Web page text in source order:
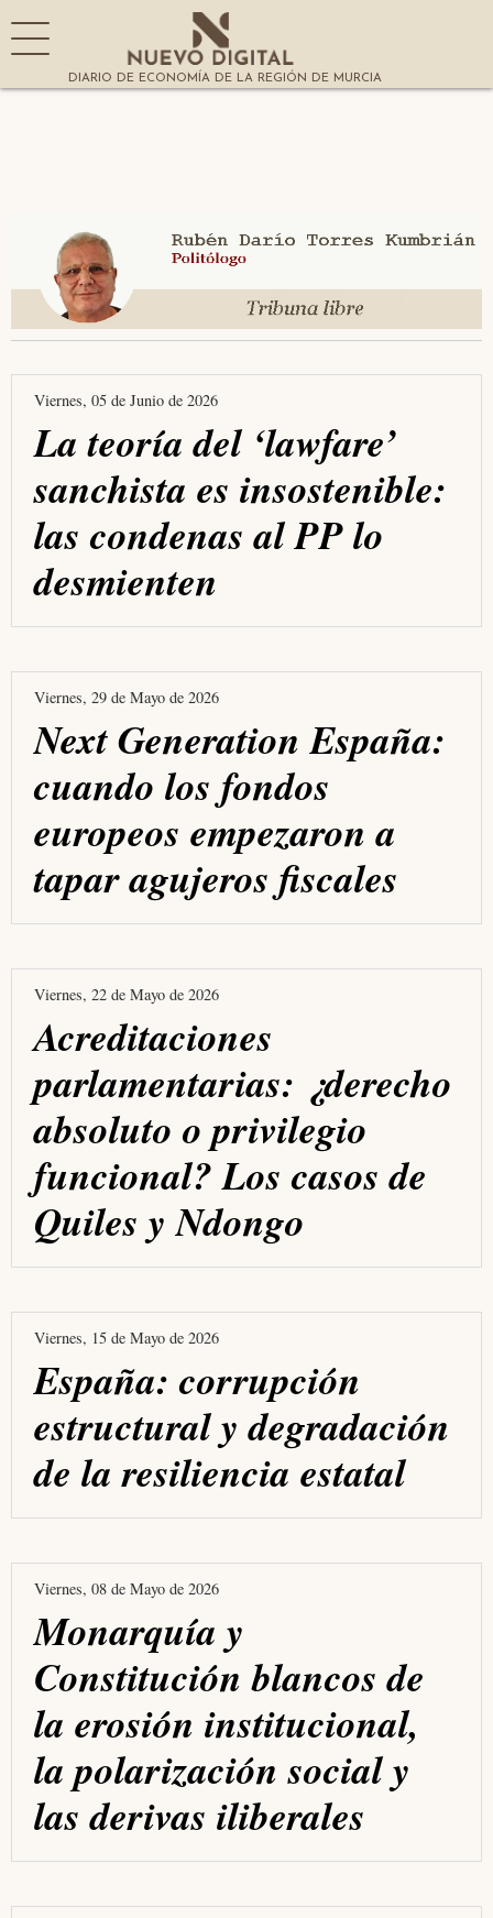
DIARIO DE ECONOMÍA DE LA REGIÓN DE MURCIA
Viernes, 05 de Junio de 2026
La teoría del ‘lawfare’
sanchista es insostenible:
las condenas al PP lo
desmienten
Viernes, 29 de Mayo de 2026
Next Generation España:
cuando los fondos
europeos empezaron a
tapar agujeros fiscales
Viernes, 22 de Mayo de 2026
Acreditaciones
parlamentarias: ¿derecho
absoluto o privilegio
funcional? Los casos de
Quiles y Ndongo
Viernes, 15 de Mayo de 2026
España: corrupción
estructural y degradación
de la resiliencia estatal
Viernes, 08 de Mayo de 2026
Monarquía y
Constitución blancos de
la erosión institucional,
la polarización social y
las derivas iliberales